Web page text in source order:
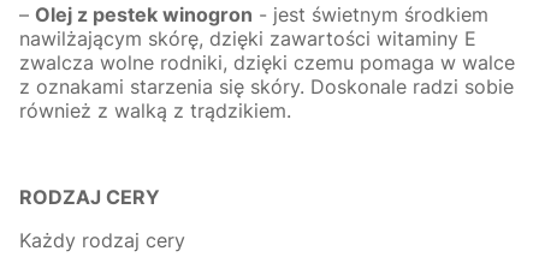
– Olej z pestek winogron - jest świetnym środkiem
nawilżającym skórę, dzięki zawartości witaminy E
zwalcza wolne rodniki, dzięki czemu pomaga w walce
z oznakami starzenia się skóry. Doskonale radzi sobie
również z walką z trądzikiem.
RODZAJ CERY
Każdy rodzaj cery